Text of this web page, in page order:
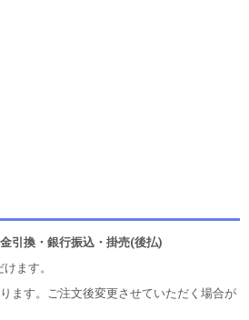
引換・銀行振込・掛売(後払)
ます。
ます。ご注文後変更させていただく場合が